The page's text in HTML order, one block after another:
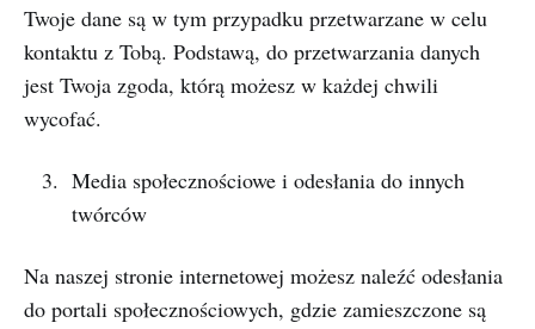
Twoje dane są w tym przypadku przetwarzane w celu
kontaktu z Tobą. Podstawą, do przetwarzania danych
jest Twoja zgoda, którą możesz w każdej chwili
wycofać.
Media społecznościowe i odesłania do innych
twórców
Na naszej stronie internetowej możesz naleźć odesłania
do portali społecznościowych, gdzie zamieszczone są